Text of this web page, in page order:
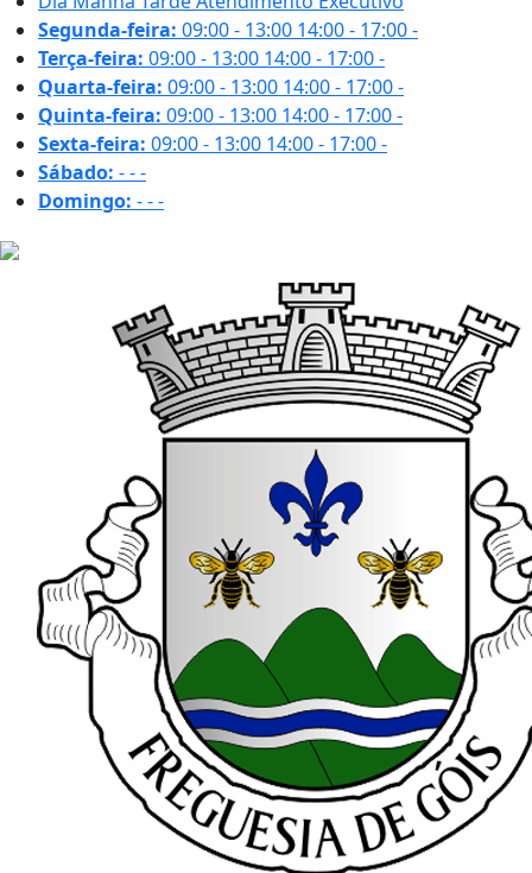
Segunda-feira: 09:00 - 13:00 14:00 - 17:00-
Terça-feira: 09:00 - 13:00 14:00 - 17:00-
Quarta-feira: 09:00 - 13:00 14:00 - 17:00-
Quinta-feira: 09:00 - 13:00 14:00 - 17:00-
Sexta-feira: 09:00 - 13:00 14:00 - 17:00-
Sábado: ---
Domingo: ---